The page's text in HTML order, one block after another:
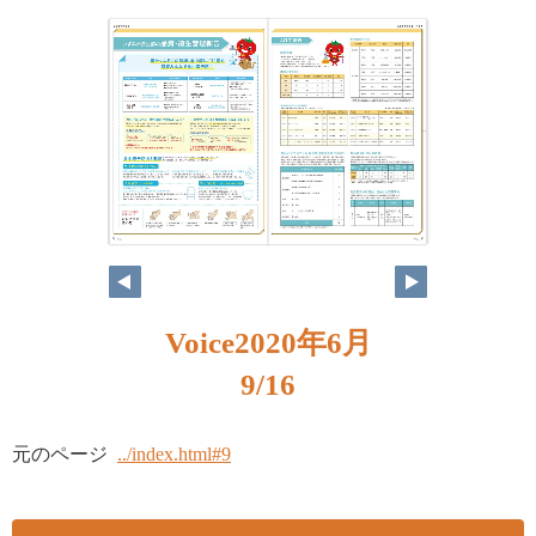
9
8
Voice2020年6月
9/16
元のページ ../index.html#9